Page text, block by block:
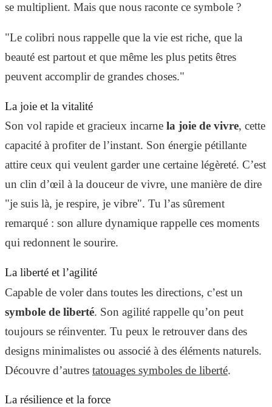
se multiplient. Mais que nous raconte ce symbole ?
"Le colibri nous rappelle que la vie est riche, que la
beauté est partout et que même les plus petits êtres
peuvent accomplir de grandes choses."
La joie et la vitalité
Son vol rapide et gracieux incarne la joie de vivre, cette
capacité à profiter de l’instant. Son énergie pétillante
attire ceux qui veulent garder une certaine légèreté. C’est
un clin d’œil à la douceur de vivre, une manière de dire
"je suis là, je respire, je vibre". Tu l’as sûrement
remarqué : son allure dynamique rappelle ces moments
qui redonnent le sourire.
La liberté et l’agilité
Capable de voler dans toutes les directions, c’est un
symbole de liberté. Son agilité rappelle qu’on peut
toujours se réinventer. Tu peux le retrouver dans des
designs minimalistes ou associé à des éléments naturels.
Découvre d’autres tatouages symboles de liberté.
La résilience et la force